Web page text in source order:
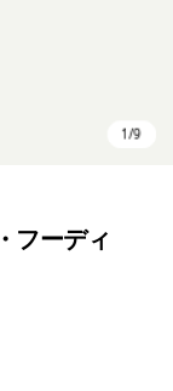
フーディ